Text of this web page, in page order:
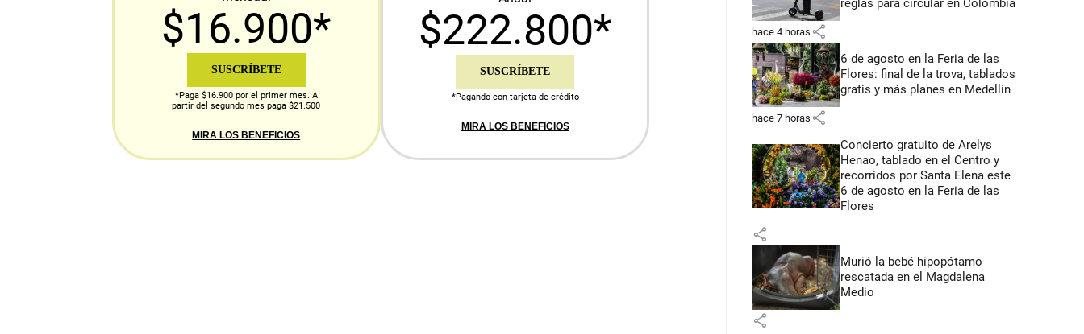
$16.900*
SUSCRÍBETE
*Paga $16.900 por el primer mes. A
partir del segundo mes paga $21.500
MIRA LOS BENEFICIOS
$222.800*
SUSCRÍBETE
*Pagando con tarjeta de crédito
MIRA LOS BENEFICIOS
reglas para circular en Colombia
hace 4 horas share
6 de agosto en la Feria de las
Flores: final de la trova, tablados
gratis y más planes en Medellín
hace 7 horas share
Concierto gratuito de Arelys
Henao, tablado en el Centro y
recorridos por Santa Elena este
6 de agosto en la Feria de las
Flores
share
Murió la bebé hipopótamo
rescatada en el Magdalena
Medio
share